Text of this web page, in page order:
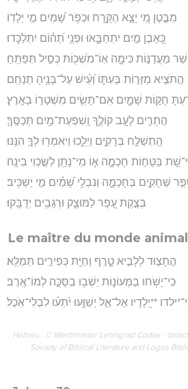
מִבֶּ֣טֶן מִ֭י יָצָ֣א הַקָּ֑רַח וּכְפֹ֥ר שָׁ֝מַיִם מִ֣י יְלָדֽוֹ׃
כָּ֭אֶבֶן מַ֣יִם יִתְחַבָּ֑אוּ וּפְנֵ֥י תְ֝ה֗וֹם יִתְלַכָּֽדוּ׃
מַעֲדַנּ֣וֹת כִּימָ֑ה אֽוֹ־מֹשְׁכ֖וֹת כְּסִ֣יל תְּפַתֵּֽחַ׃
הֲתֹצִ֣יא מַזָּר֣וֹת בְּעִתּ֑וֹ וְ֝עַ֗יִשׁ עַל־בָּנֶ֥יהָ תַנְחֵֽם׃
חֻקּ֣וֹת שָׁמָ֑יִם אִם־תָּשִׂ֖ים מִשְׁטָר֣וֹ בָאָֽרֶץ׃
הֲתָרִ֣ים לָעָ֣ב קוֹלֶ֑ךָ וְֽשִׁפְעַת־מַ֥יִם תְּכַסֶּֽךָּ׃
הַֽתְשַׁלַּ֣ח בְּרָקִ֣ים וְיֵלֵ֑כוּ וְיֹאמְר֖וּ לְךָ֣ הִנֵּֽנוּ׃
בַּטֻּח֣וֹת חָכְמָ֑ה א֤וֹ מִֽי־נָתַ֖ן לַשֶּׂ֣כְוִי בִינָֽה׃
שְׁחָקִ֣ים בְּחָכְמָ֑ה וְנִבְלֵ֥י שָׁ֝מַ֗יִם מִ֣י יַשְׁכִּֽיב׃
בְּצֶ֣קֶת עָ֭פָר לַמּוּצָ֑ק וּרְגָבִ֥ים יְדֻבָּֽקוּ׃
Le maître du monde animal
הֲתָצ֣וּד לְלָבִ֣יא טָ֑רֶף וְחַיַּ֖ת כְּפִירִ֣ים תְּמַלֵּֽא׃
כִּי־יָשֹׁ֥חוּ בַמְּעוֹנ֑וֹת יֵשְׁב֖וּ בַסֻּכָּ֣ה לְמוֹ־אָֽרֶב׃
**יְ֭לָדָיו אֶל־אֵ֣ל יְשַׁוֵּ֑עוּ יִ֝תְע֗וּ לִבְלִי־אֹֽכֶל׃
Hébreu : © Westminster Leningrad Codex -
Society of Biblical Literature and Logos